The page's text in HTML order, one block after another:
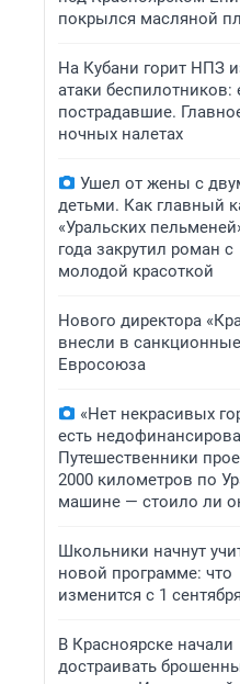
покрылся масляной
На Кубани горит НПЗ
атаки беспилотников:
пострадавшие.
ночных налетах
Ушел от жены с
детьми. Как главный
«Уральских
года закрутил роман с
молодой красоткой
Нового директора
внесли в
Евросоюза
«Нет некрасивых
есть
Путешественники
2000 километров по
машине — стоило ли
Школьники начнут
новой программе: что
изменится с 1 сентября
В Красноярске начали
достраивать